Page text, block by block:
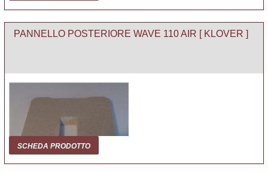
PANNELLO POSTERIORE WAVE 110 AIR [ KLOVER ]
SCHEDA PRODOTTO